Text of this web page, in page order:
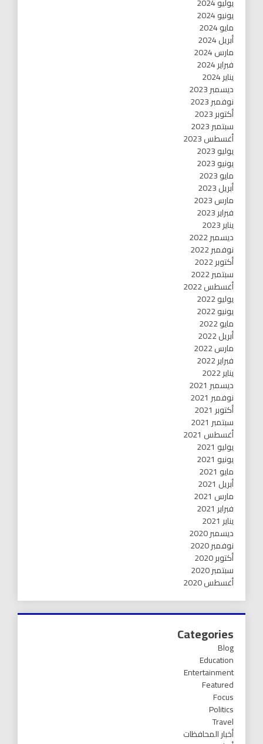
يونيو 2024
مايو 2024
أبريل 2024
مارس 2024
فبراير 2024
يناير 2024
ديسمبر 2023
نوفمبر 2023
أكتوبر 2023
سبتمبر 2023
أغسطس 2023
يوليو 2023
يونيو 2023
مايو 2023
أبريل 2023
مارس 2023
فبراير 2023
يناير 2023
ديسمبر 2022
نوفمبر 2022
أكتوبر 2022
سبتمبر 2022
أغسطس 2022
يوليو 2022
يونيو 2022
مايو 2022
أبريل 2022
مارس 2022
فبراير 2022
يناير 2022
ديسمبر 2021
نوفمبر 2021
أكتوبر 2021
سبتمبر 2021
أغسطس 2021
يوليو 2021
يونيو 2021
مايو 2021
أبريل 2021
مارس 2021
فبراير 2021
يناير 2021
ديسمبر 2020
نوفمبر 2020
أكتوبر 2020
سبتمبر 2020
أغسطس 2020
Categories
Blog
Education
Entertainment
Featured
Focus
Politics
Travel
أخبار المحافظات